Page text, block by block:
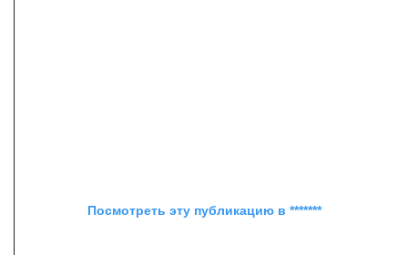
Посмотреть эту публикацию в *******